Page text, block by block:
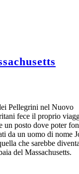
Pellegrini nel Nuovo
fece il proprio
posto dove poter
da un uomo di nome
che sarebbe
del Massachusetts.